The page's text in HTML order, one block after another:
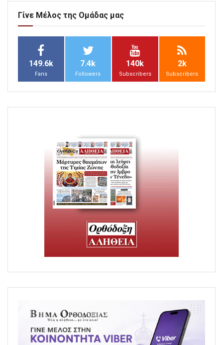
Γίνε Μέλος της Ομάδας μας
149.6k
Fans
7.4k
Followers
140k
Subscribers
2k
Subscribers